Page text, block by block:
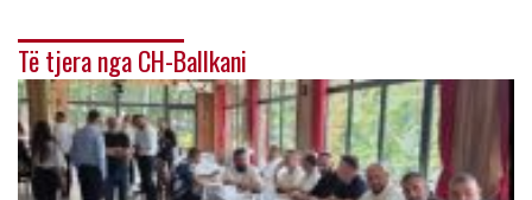
Të tjera nga CH-Ballkani